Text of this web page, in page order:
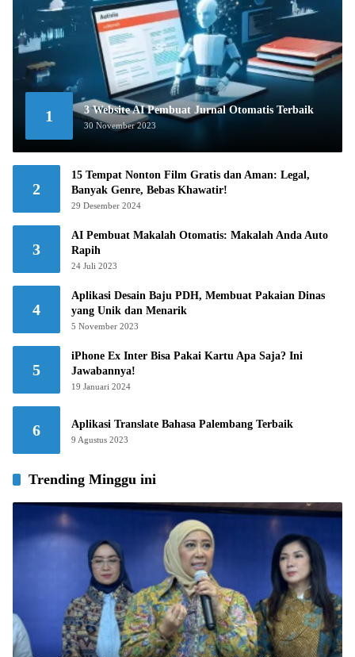
1 3 Website AI Pembuat Jurnal Otomatis Terbaik
30 November 2023
2
15 Tempat Nonton Film Gratis dan Aman: Legal,
Banyak Genre, Bebas Khawatir!
29 Desember 2024
3
AI Pembuat Makalah Otomatis: Makalah Anda Auto
Rapih
24 Juli 2023
4
Aplikasi Desain Baju PDH, Membuat Pakaian Dinas
yang Unik dan Menarik
5 November 2023
5
iPhone Ex Inter Bisa Pakai Kartu Apa Saja? Ini
Jawabannya!
19 Januari 2024
6 Aplikasi Translate Bahasa Palembang Terbaik
9 Agustus 2023
Trending Minggu ini